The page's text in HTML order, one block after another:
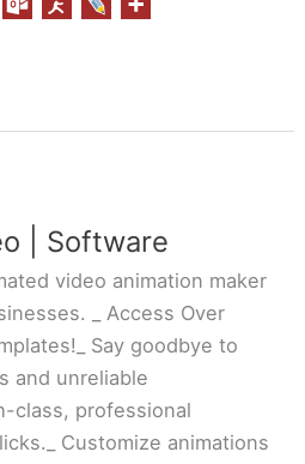
| Software
video animation maker
_ Access Over
Say goodbye to
and unreliable
class, professional
Customize animations